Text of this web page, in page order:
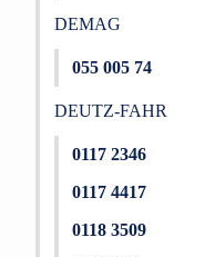
DEMAG
055 005 74
DEUTZ-FAHR
0117 2346
0117 4417
0118 3509